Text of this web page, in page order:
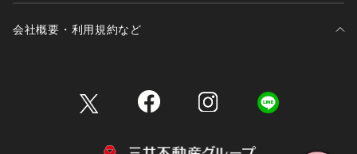
会社概要・利用規約など